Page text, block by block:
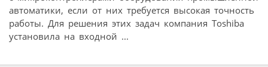
автоматики, если от них требуется высокая точность
работы. Для решения этих задач компания Toshiba
установила на входной ...